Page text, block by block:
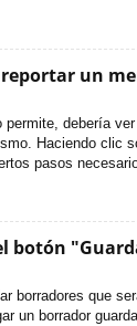
reportar un
debería
Haciendo clic
pasos
botón
borradores que
un borrador